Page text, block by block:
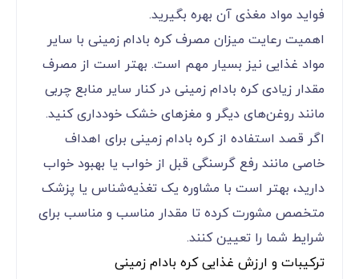
فواید مواد مغذی آن بهره بگیرید.
اهمیت رعایت میزان مصرف کره بادام زمینی با سایر
مواد غذایی نیز بسیار مهم است. بهتر است از مصرف
مقدار زیادی کره بادام زمینی در کنار سایر منابع چربی
مانند روغن‌های دیگر و مغزهای خشک خودداری کنید.
اگر قصد استفاده از کره بادام زمینی برای اهداف
خاصی مانند رفع گرسنگی قبل از خواب یا بهبود خواب
دارید، بهتر است با مشاوره یک تغذیه‌شناس یا پزشک
متخصص مشورت کرده تا مقدار مناسب و مناسب برای
شرایط شما را تعیین کنند.
ترکیبات و ارزش غذایی کره بادام زمینی